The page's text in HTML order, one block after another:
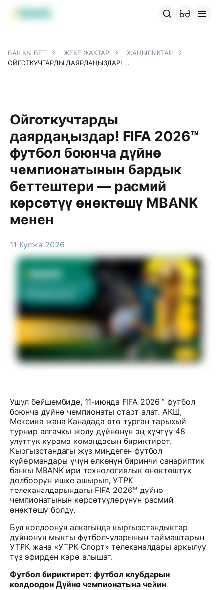
MBANK өнүмдөрү
БАШКЫ БЕТ ЖЕКЕ ЖАКТАР
ЖАҢЫЛЫКТАР
ОЙГОТКУЧТАРДЫ ДАЯРДАҢЫЗДАР! FIFA 2026™ ФУТБОЛ БОЮНЧА ДҮЙНӨ ЧЕМПИОНАТЫНЫН БАРДЫК БЕТТЕШТЕРИ — РАСМИЙ КӨРСӨТҮҮ ӨНӨКТӨШҮ MBANK МЕНЕН
Ойготкучтарды
даярдаңыздар! FIFA 2026™
футбол боюнча дүйнө
чемпионатынын бардык
беттештери — расмий
көрсөтүү өнөктөшү MBANK
менен
11 Кулжа 2026
Ушул бейшембиде, 11-июнда FIFA 2026™ футбол
боюнча дүйнө чемпионаты старт алат. АКШ,
Мексика жана Канадада өтө турган тарыхый
турнир алгачкы жолу дүйнөнүн эң күчтүү 48
улуттук курама командасын бириктирет.
Кыргызстандагы жүз миңдеген футбол
күйөрмандары үчүн өлкөнүн биринчи санариптик
банкы MBANK ири технологиялык өнөктөштүк
долбоорун ишке ашырып, УТРК
телеканалдарындагы FIFA 2026™ дүйнө
чемпионатынын көрсөтүүлөрүнүн расмий
өнөктөшү болду.
Бул колдоонун алкагында кыргызстандыктар
дүйнөнүн мыкты футболчуларынын таймаштарын
УТРК жана «УТРК Спорт» телеканалдары аркылуу
түз эфирден көрө алышат.
Футбол бириктирет: футбол клубдарын
колдоодон Дүйнө чемпионатына чейин